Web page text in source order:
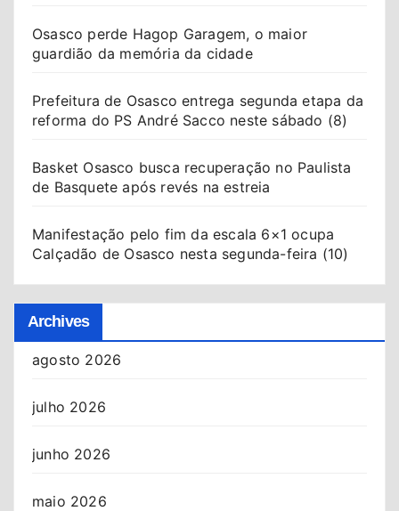
Osasco perde Hagop Garagem, o maior
guardião da memória da cidade
Prefeitura de Osasco entrega segunda etapa da
reforma do PS André Sacco neste sábado (8)
Basket Osasco busca recuperação no Paulista
de Basquete após revés na estreia
Manifestação pelo fim da escala 6×1 ocupa
Calçadão de Osasco nesta segunda-feira (10)
Archives
agosto 2026
julho 2026
junho 2026
maio 2026